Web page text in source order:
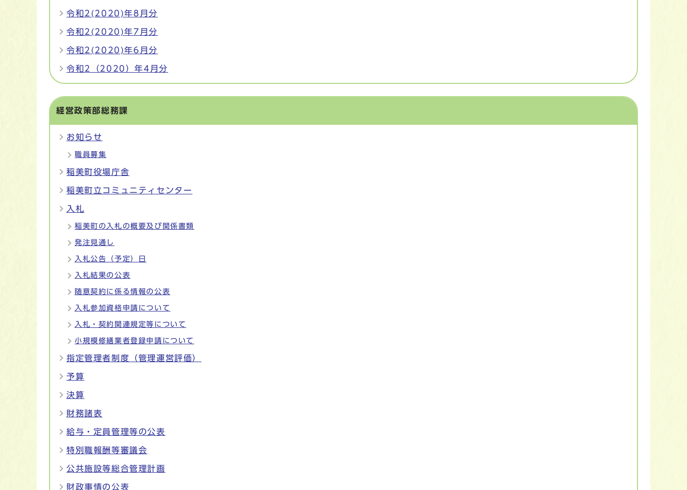
令和2(2020)年8月分
令和2(2020)年7月分
令和2(2020)年6月分
令和2（2020）年4月分
経営政策部総務課
お知らせ
職員募集
稲美町役場庁舎
稲美町立コミュニティセンター
入札
稲美町の入札の概要及び関係書類
発注見通し
入札公告（予定）日
入札結果の公表
随意契約に係る情報の公表
入札参加資格申請について
入札・契約関連規定等について
小規模修繕業者登録申請について
指定管理者制度（管理運営評価）
予算
決算
財務諸表
給与・定員管理等の公表
特別職報酬等審議会
公共施設等総合管理計画
財政事情の公表